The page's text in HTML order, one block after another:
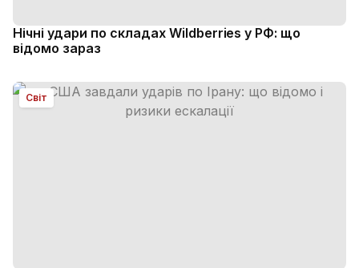
Нічні удари по складах Wildberries у РФ: що
відомо зараз
Світ